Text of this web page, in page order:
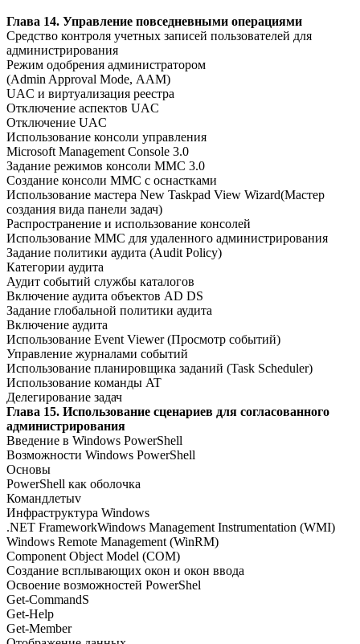
Глава 14. Управление повседневными операциями
Средство контроля учетных записей пользователей для
администрирования
Режим одобрения администратором
(Admin Approval Mode, ААМ)
UAC и виртуализация реестра
Отключение аспектов UAC
Отключение UAC
Использование консоли управления
Microsoft Management Console 3.0
Задание режимов консоли ММС 3.0
Создание консоли ММС с оснастками
Использование мастера New Taskpad View Wizard(Мастер
создания вида панели задач)
Распространение и использование консолей
Использование ММС для удаленного администрирования
Задание политики аудита (Audit Policy)
Категории аудита
Аудит событий службы каталогов
Включение аудита объектов AD DS
Задание глобальной политики аудита
Включение аудита
Использование Event Viewer (Просмотр событий)
Управление журналами событий
Использование планировщика заданий (Task Scheduler)
Использование команды AT
Делегирование задач
Глава 15. Использование сценариев для согласованного
администрирования
Введение в Windows PowerShell
Возможности Windows PowerShell
Основы
PowerShell как оболочка
Командлетыv
Инфраструктура Windows
.NET FrameworkWindows Management Instrumentation (WMI)
Windows Remote Management (WinRM)
Component Object Model (COM)
Создание всплывающих окон и окон ввода
Освоение возможностей PowerShel
Get-CommandS
Get-Help
Get-Member